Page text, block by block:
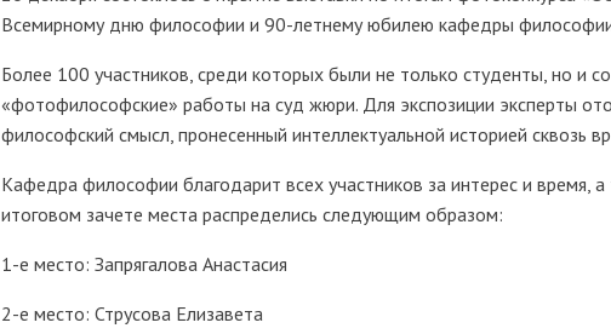
Всемирному дню философии и 90-летнему юбилею кафедры
Более 100 участников, среди которых были не только студенты, но и
«фотофилософские» работы на суд жюри. Для экспозиции эксперты
философский смысл, пронесенный интеллектуальной историей сквозь
Кафедра философии благодарит всех участников за интерес и время,
итоговом зачете места распределись следующим образом:
1-е место: Запрягалова Анастасия
2-е место: Струсова Елизавета